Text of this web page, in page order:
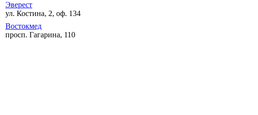
Эверест
ул. Костина, 2, оф. 134
Востокмед
просп. Гагарина, 110